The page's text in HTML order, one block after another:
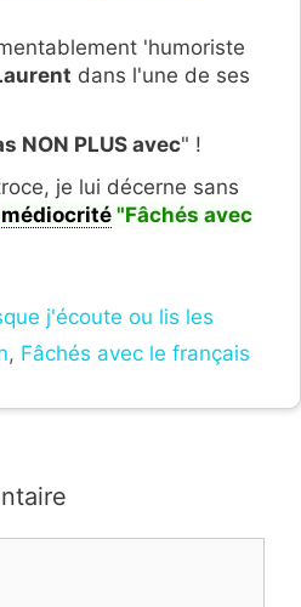
'humoriste
dans l'une de ses
NON PLUS avec" !
je lui décerne sans
médiocrité "Fâchés avec
j'écoute ou lis les
, Fâchés avec le français